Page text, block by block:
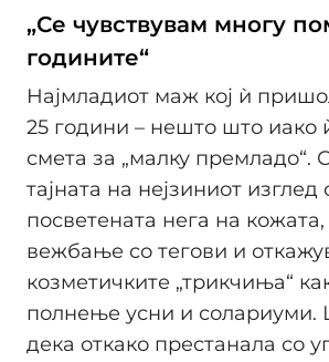
„Се чувствувам многу
годините“
Најмладиот маж кој ѝ
25 години – нешто што иако
смета за „малку премладо“.
тајната на нејзиниот изглед
посветената нега на
вежбање со тегови и
козметичките „трикчиња“
полнење усни и солариуми.
дека откако престанала со